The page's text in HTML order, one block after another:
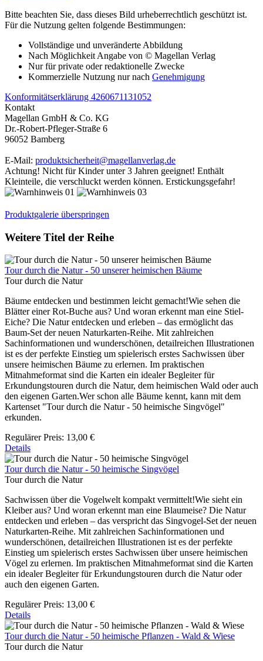
Bitte beachten Sie, dass dieses Bild urheberrechtlich geschützt ist.
Für die Nutzung gelten folgende Bestimmungen:
Vollständige und unveränderte Abbildung
Nach Möglichkeit Angabe von © Magellan Verlag
Nur für private oder redaktionelle Zwecke
Kommerzielle Nutzung nur nach Genehmigung
Konformitätserklärung 4260671131052
Kontakt
Magellan GmbH & Co. KG
Dr.-Robert-Pfleger-Straße 6
96052 Bamberg
E-Mail: produktsicherheit@magellanverlag.de
Achtung! Nicht für Kinder unter 3 Jahren geeignet! Enthält
Kleinteile, die verschluckt werden können. Erstickungsgefahr!
Produktgalerie überspringen
Weitere Titel der Reihe
Tour durch die Natur - 50 unserer heimischen Bäume
Tour durch die Natur
Bäume entdecken und bestimmen leicht gemacht!Wie sehen die
Blätter einer Rot-Buche aus? Und woran erkennt man eine Stiel-
Eiche? Die Natur entdecken und erleben – das ermöglicht das
Baum-Set der neuen Naturkarten-Reihe. Mit zahlreichen
Sachinformationen und wunderschönen, detailreichen Illustrationen
ist es der perfekte Einstieg um spielerisch erstes Sachwissen über
unsere heimischen Bäume zu erlernen. Im praktischen
Mitnahmeformat sind die Karten ein idealer Begleiter für
Erkundungstouren durch die Natur, dem heimischen Wald oder auch
den eigenen Garten.Wer schon alle Bäume kennt, kann mit dem
Kartenset "Tour durch die Natur - 50 heimische Singvögel"
erkunden.
Regulärer Preis: 13,00 €
Details
Tour durch die Natur - 50 heimische Singvögel
Tour durch die Natur
Sachwissen über die Vogelwelt kompakt vermittelt!Wie sieht ein
Kleiber aus? Und woran erkennt man eine Blaumeise? Die Natur
entdecken und erleben – das verspricht das Singvogel-Set der neuen
Naturkarten-Reihe. Mit zahlreichen Sachinformationen und
wunderschönen, detailreichen Illustrationen ist es der perfekte
Einstieg um spielerisch erstes Sachwissen über unsere heimischen
Vögel zu erlernen. Im praktischen Mitnahmeformat sind die Karten
ein idealer Begleiter für Erkundungstouren durch die Natur oder
auch den eigenen Garten.
Regulärer Preis: 13,00 €
Details
Tour durch die Natur - 50 heimische Pflanzen - Wald & Wiese
Tour durch die Natur